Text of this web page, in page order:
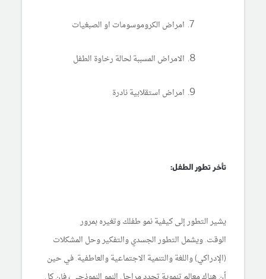
امراض الكروموسومات او الصبغيات
الامراض المسببة لحالة رخاوة الطفل
امراض استقلابية نادرة
تأخر تطور الطفل:
يشير التطور إلى كيفية نمو طفلك وتغيره بمرور
الوقت. ويشمل التطور الجسدي والتفكير وحل المشكلات
(الإدراكي) واللغة والتنمية الاجتماعية والعاطفية. في حين